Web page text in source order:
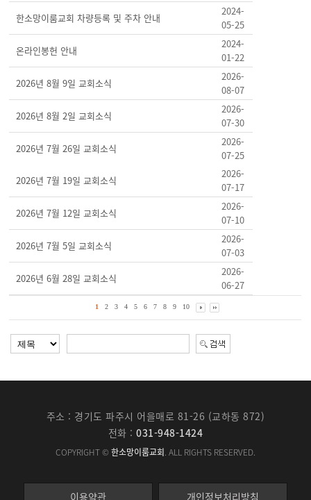
한소망이룸교회 차량등록 및 주차 안내
2024-
05-25
온라인봉헌 안내
2024-
01-22
2026년 8월 9일 교회소식
2026-
08-07
2026년 8월 2일 교회소식
2026-
07-30
2026년 7월 26일 교회소식
2026-
07-25
2026년 7월 19일 교회소식
2026-
07-17
2026년 7월 12일 교회소식
2026-
07-10
2026년 7월 5일 교회소식
2026-
07-03
2026년 6월 28일 교회소식
2026-
06-27
1 2 3 4 5 6 7 8 9 10
주소 : 경기도 파주시 어을매로 81-26 (교하동 872)
전화 :031-948-1424
COPYRIGHT © 한소망이룸교회. ALL RIGHTS RESERVED.
이용약관 개인정보처리방침